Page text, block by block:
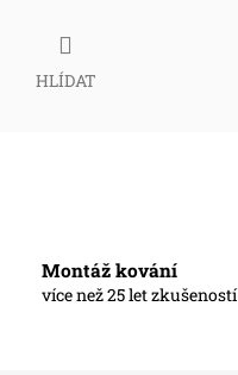
HLÍDAT
Montáž kování
více než 25 let zkušeností